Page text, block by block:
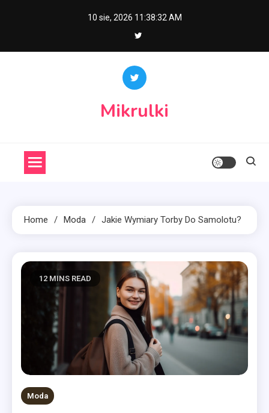
10 sie, 2026 11:38:33 AM
Mikrulki
Home Moda Jakie Wymiary Torby Do Samolotu?
12 MINS READ
Moda